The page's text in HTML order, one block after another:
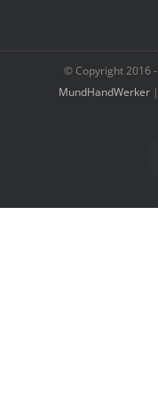
© Copyright 2016 -
MundHandWerker |